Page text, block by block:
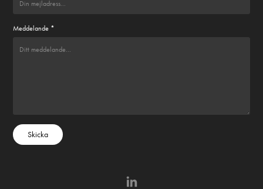
Meddelande *
Skicka